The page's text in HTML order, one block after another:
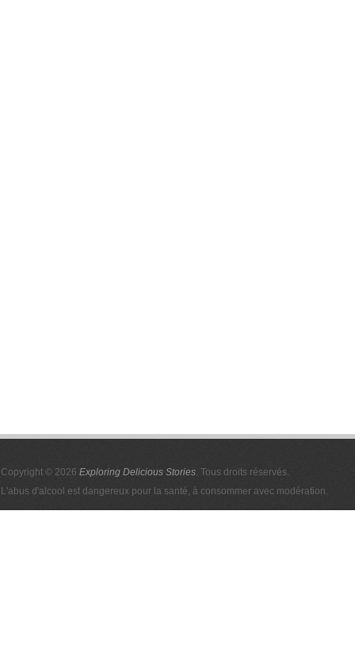
Copyright © 2026 Exploring Delicious Stories. Tous droits réservés.
L'abus d'alcool est dangereux pour la santé, à consommer avec modération.